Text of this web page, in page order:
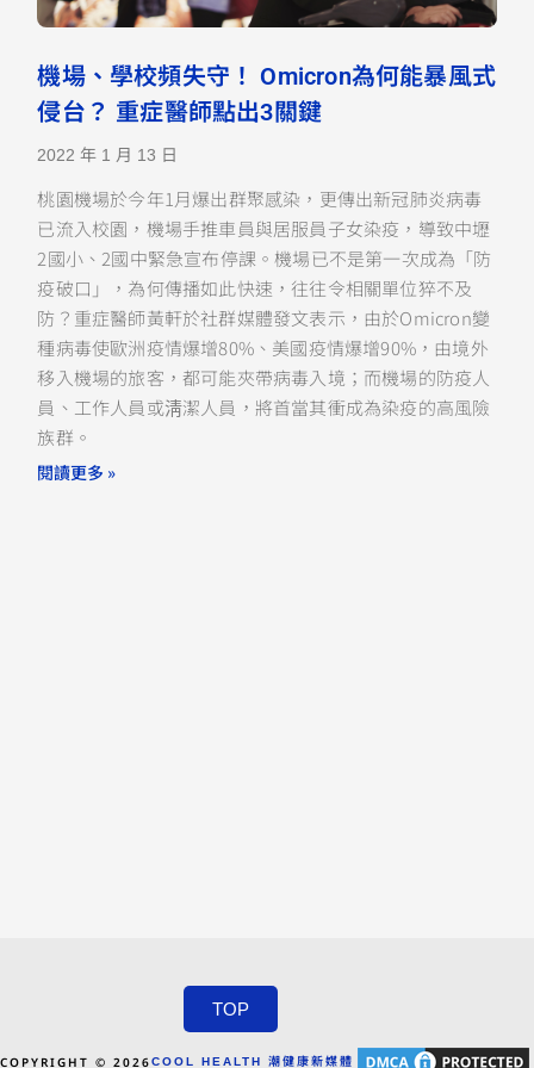
機場、學校頻失守！ Omicron為何能暴風式
侵台？ 重症醫師點出3關鍵
2022 年 1 月 13 日
桃園機場於今年1月爆出群聚感染，更傳出新冠肺炎病毒
已流入校園，機場手推車員與居服員子女染疫，導致中壢
2國小、2國中緊急宣布停課。機場已不是第一次成為「防
疫破口」，為何傳播如此快速，往往令相關單位猝不及
防？重症醫師黃軒於社群媒體發文表示，由於Omicron變
種病毒使歐洲疫情爆增80%、美國疫情爆增90%，由境外
移入機場的旅客，都可能夾帶病毒入境；而機場的防疫人
員、工作人員或淸潔人員，將首當其衝成為染疫的高風險
族群。
閱讀更多 »
TOP
COPYRIGHT © 2026COOL HEALTH 潮健康新媒體